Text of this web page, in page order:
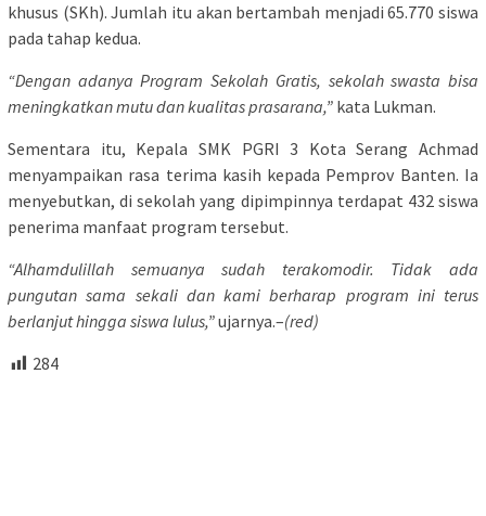
khusus (SKh). Jumlah itu akan bertambah menjadi 65.770 siswa
pada tahap kedua.
“Dengan adanya Program Sekolah Gratis, sekolah swasta bisa
meningkatkan mutu dan kualitas prasarana,” kata Lukman.
Sementara itu, Kepala SMK PGRI 3 Kota Serang Achmad
menyampaikan rasa terima kasih kepada Pemprov Banten. Ia
menyebutkan, di sekolah yang dipimpinnya terdapat 432 siswa
penerima manfaat program tersebut.
“Alhamdulillah semuanya sudah terakomodir. Tidak ada
pungutan sama sekali dan kami berharap program ini terus
berlanjut hingga siswa lulus,”ujarnya.–(red)
284